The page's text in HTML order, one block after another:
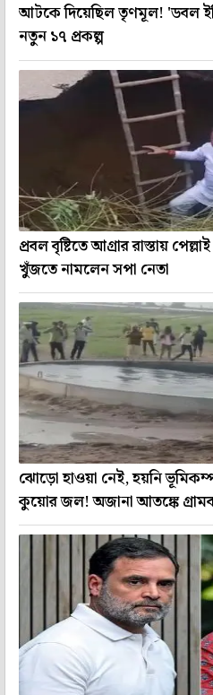
আটকে দিয়েছিল তৃণমূল! 'ডবল
নতুন ১৭ প্রকল্প
প্রবল বৃষ্টিতে আগ্রার রাস্তায়
খুঁজতে নামলেন সপা নেতা
ঝোড়ো হাওয়া নেই, হয়নি
কুয়োর জল! অজানা আতঙ্কে